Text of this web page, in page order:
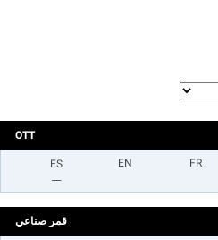
OTT
FR
EN
ES
قمر صناعي